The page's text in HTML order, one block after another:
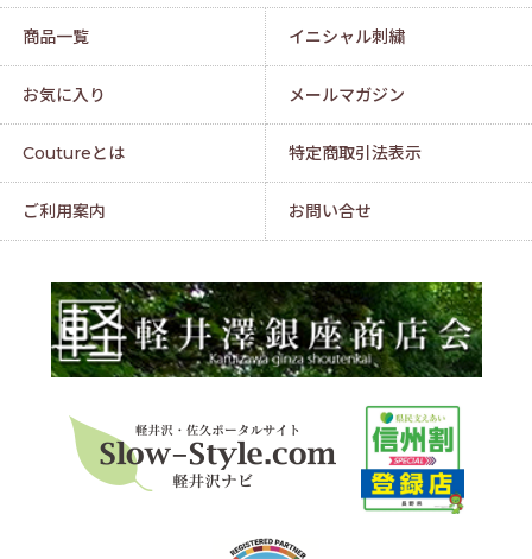
商品一覧 イニシャル刺繍
お気に入り メールマガジン
Coutureとは 特定商取引法表示
ご利用案内 お問い合せ